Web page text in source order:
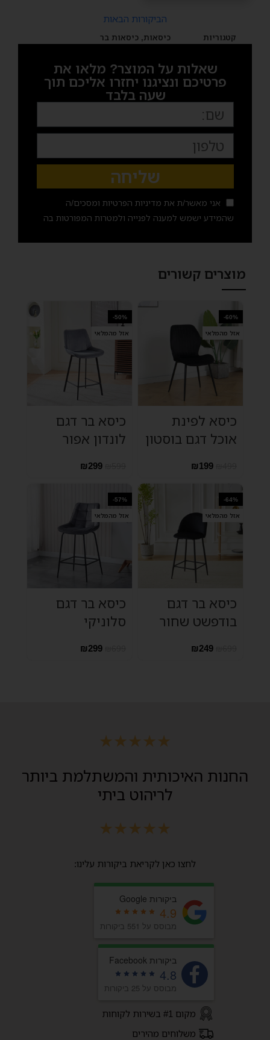
הביקורות הבאות
קטגוריות כיסאות, כיסאות בר
שאלות על המוצר? מלאו את
פרטיכם ונציגנו יחזרו אליכם תוך
שעה בלבד
אני מאשר/ת את מדיניות הפרטיות ומסכים/ה
שהמידע ישמש למענה לפנייה ולמטרות המפורטות בה
שליחה
מוצרים קשורים
-60%
אזל מהמלאי
כיסא לפינת
אוכל דגם בוסטון
₪199
-50%
אזל מהמלאי
כיסא בר דגם
לונדון אפור
₪299
-64%
אזל מהמלאי
כיסא בר דגם
בודפשט שחור
₪249
-57%
אזל מהמלאי
כיסא בר דגם
סלוניקי
₪299
★
★
★
★
★
החנות האיכותית והמשתלמת ביותר
לריהוט ביתי
★
★
★
★
★
לחצו כאן לקריאת ביקורות עלינו:
ביקורות Google
4.9
מבוסס על 551 ביקורות
ביקורות Facebook
4.8
מבוסס על 25 ביקורות
מקום #1 בשירות לקוחות
משלוחים מהירים